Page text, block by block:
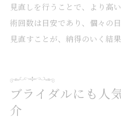
見直しを行うことで、より高
術回数は目安であり、個々の
見直すことが、納得のいく結
ブライダルにも人
介